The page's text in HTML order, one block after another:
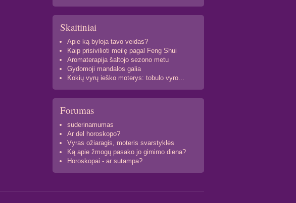
Skaitiniai
Apie ką byloja tavo veidas?
Kaip prisivilioti meilę pagal Feng Shui
Aromaterapija šaltojo sezono metu
Gydomoji mandalos galia
Kokių vyrų ieško moterys: tobulo vyro...
Forumas
suderinamumas
Ar del horoskopo?
Vyras ožiaragis, moteris svarstyklės
Ką apie žmogų pasako jo gimimo diena?
Horoskopai - ar sutampa?